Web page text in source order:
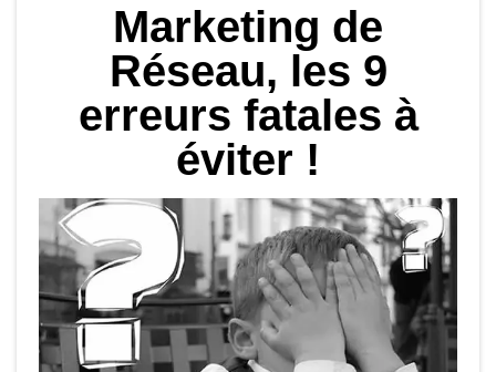
Marketing de
Réseau, les 9
erreurs fatales à
éviter !